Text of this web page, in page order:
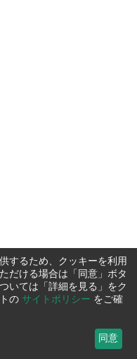
するため、クッキーを利用
だける場合は「同意」ボタ
いては「詳細を見る」をク
の サイトポリシー をご確
同意